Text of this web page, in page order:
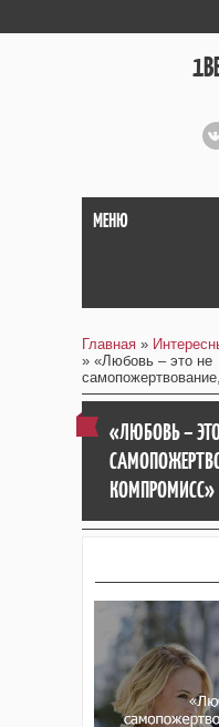
МЕНЮ
Главная »
» «Любовь – это не
«ЛЮБОВЬ –
КОМПРОМИСС»